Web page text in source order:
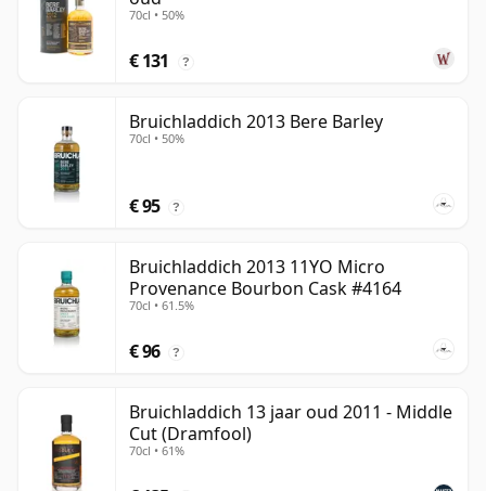
70cl • 50%
€ 131 ?
Bruichladdich 2013 Bere Barley
70cl • 50%
€ 95 ?
Bruichladdich 2013 11YO Micro
Provenance Bourbon Cask #4164
70cl • 61.5%
€ 96 ?
Bruichladdich 13 jaar oud 2011 - Middle
Cut (Dramfool)
70cl • 61%